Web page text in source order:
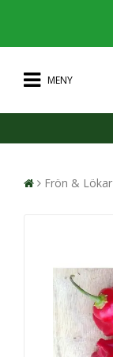
MENY
Frön & Lökar